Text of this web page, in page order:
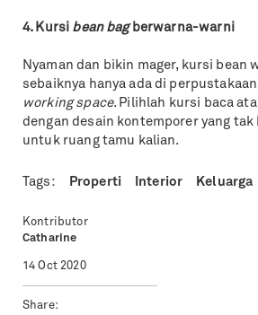
4. Kursi bean bagberwarna-warni
Nyaman dan bikin mager, kursi bean
sebaiknya hanya ada di
working space. Pilihlah kursi baca
dengan desain kontemporer yang tak
untuk ruang tamu kalian.
Tags: Properti Interior Keluarga
Kontributor
Catharine
14 Oct 2020
Share: